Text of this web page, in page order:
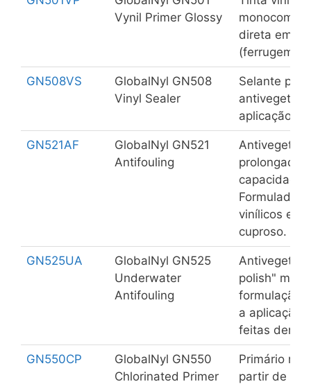
Vynil Primer Glossy
direta em
(ferrugem
GN508VS
GlobalNyl GN508
Vinyl Sealer
Selante
aplicação
GN521AF
GlobalNyl GN521
Antifouling
prolongada
capacidade
Formulado
vinílicos e
cuproso. "
GN525UA
GlobalNyl GN525
Underwater
Antifouling
polish"
formulação
a aplicação
feitas
GN550CP
GlobalNyl GN550
Chlorinated Primer
Primário
partir de